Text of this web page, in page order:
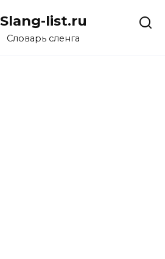
Slang-list.ru
Словарь сленга